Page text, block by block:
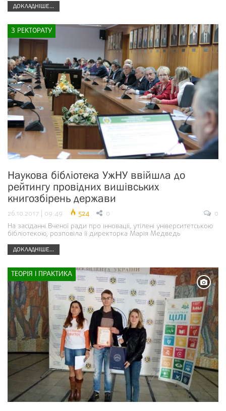
ДОКЛАДНІШЕ...
З РЕКТОРАТУ
Наукова бібліотека УжНУ ввійшла до
рейтингу провідних вишівських
книгозбірень держави
26.10.2017 | 09:49 524 0
0
На засіданні Вченої ради про інновації, утілені університетською
бібліотекою, розповіла її директорка Марія Медведь
ДОКЛАДНІШЕ...
ТЕОРІЯ І ПРАКТИКА